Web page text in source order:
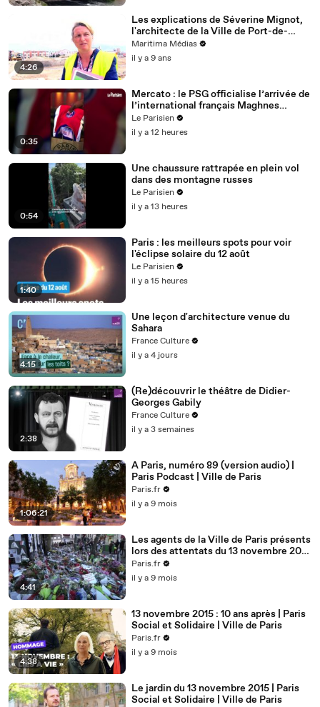
4:26
Les explications de Séverine Mignot,
l'architecte de la Ville de Port-de-
Bouc.
Maritima Médias
il y a 9 ans
0:35
Mercato : le PSG officialise l’arrivée de
l’international français Maghnes
Akliouche
Le Parisien
il y a 12 heures
0:54
Une chaussure rattrapée en plein vol
dans des montagne russes
Le Parisien
il y a 13 heures
1:40
Paris : les meilleurs spots pour voir
l'éclipse solaire du 12 août
Le Parisien
il y a 15 heures
4:15
Une leçon d'architecture venue du
Sahara
France Culture
il y a 4 jours
2:38
(Re)découvrir le théâtre de Didier-
Georges Gabily
France Culture
il y a 3 semaines
1:06:21
A Paris, numéro 89 (version audio) |
Paris Podcast | Ville de Paris
Paris.fr
il y a 9 mois
4:41
Les agents de la Ville de Paris présents
lors des attentats du 13 novembre 2015
| Ville de Paris
Paris.fr
il y a 9 mois
4:38
13 novembre 2015 : 10 ans après | Paris
Social et Solidaire | Ville de Paris
Paris.fr
il y a 9 mois
Le jardin du 13 novembre 2015 | Paris
Social et Solidaire | Ville de Paris